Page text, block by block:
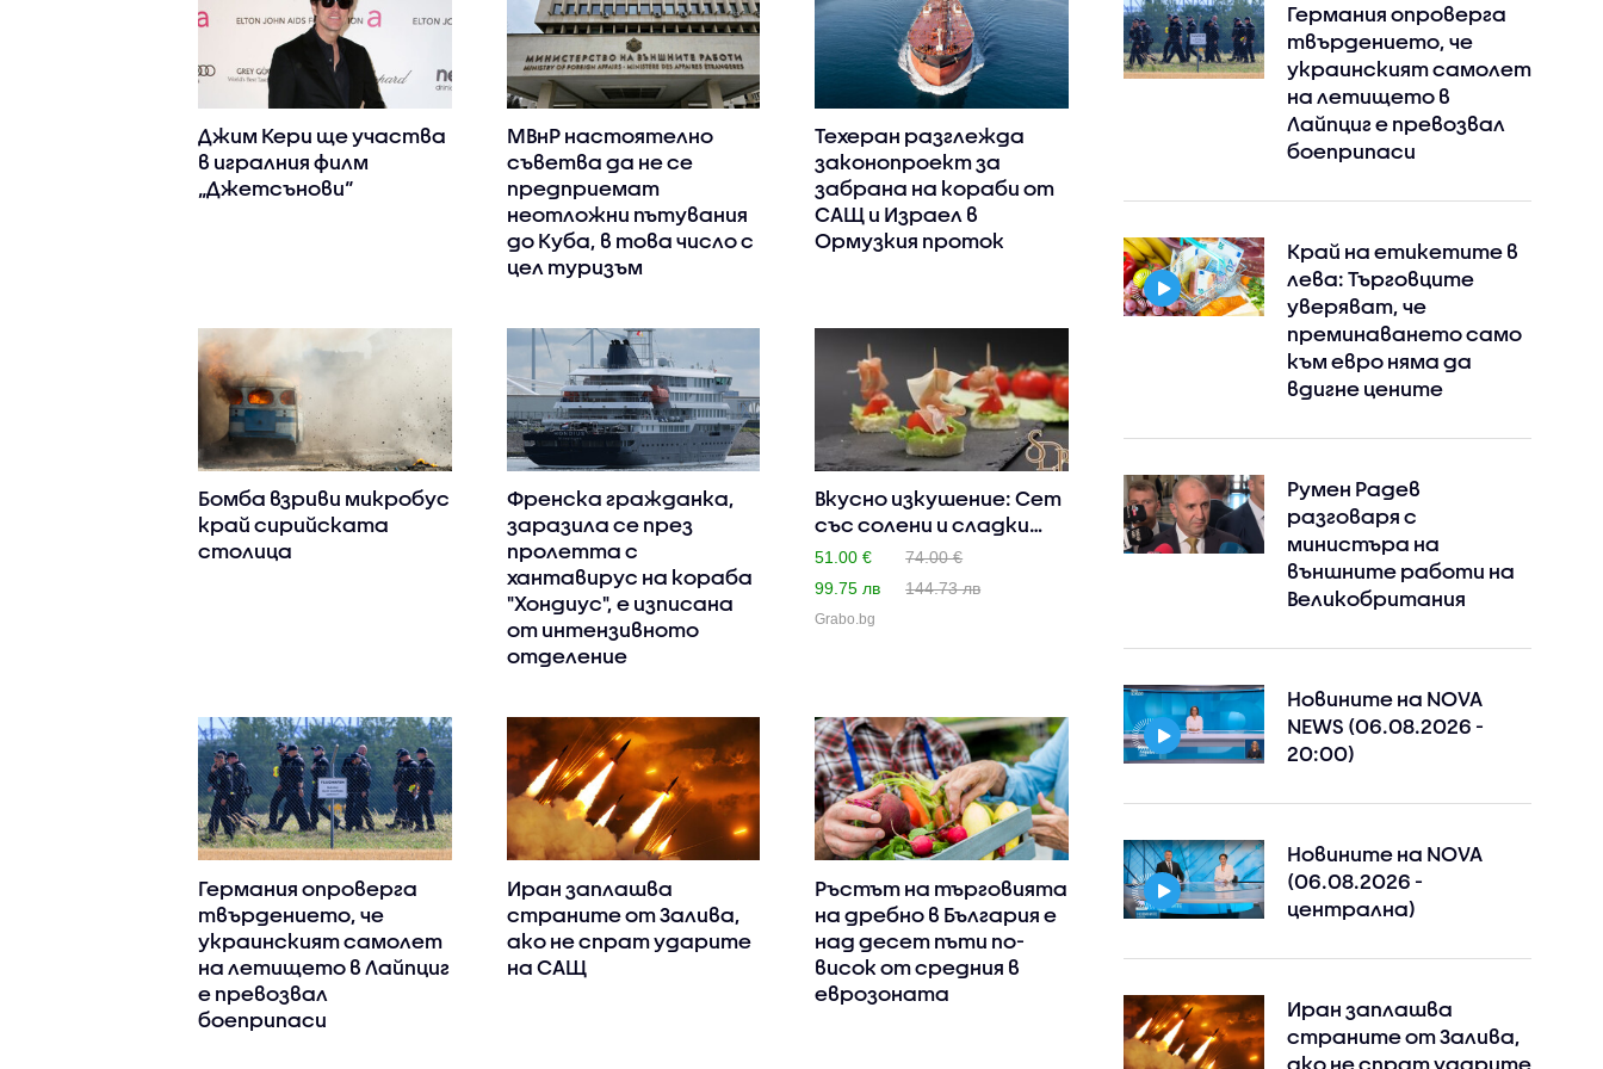
Джим Кери ще участва
в игралния филм
„Джетсънови“
МВнР настоятелно
съветва да не се
предприемат
неотложни пътувания
до Куба, в това число с
цел туризъм
Техеран разглежда
законопроект за
забрана на кораби от
САЩ и Израел в
Ормузкия проток
Бомба взриви микробус
край сирийската
столица
Френска гражданка,
заразила се през
пролетта с
хантавирус на кораба
"Хондиус", е изписана
от интензивното
отделение
Вкусно изкушение: Сет
със солени и сладки
ко..
51.00 €
74.00 €
99.75 лв
144.73 лв
Grabo.bg
Германия опроверга
твърдението, че
украинският самолет
на летището в Лайпциг
е превозвал
боеприпаси
Иран заплашва
страните от Залива,
ако не спрат ударите
на САЩ
Ръстът на търговията
на дребно в България е
над десет пъти по-
висок от средния в
еврозоната
Германия опроверга
твърдението, че
украинският самолет
на летището в
Лайпциг е превозвал
боеприпаси
Край на етикетите в
лева: Търговците
уверяват, че
преминаването само
към евро няма да
вдигне цените
Румен Радев
разговаря с
министъра на
външните работи на
Великобритания
Новините на NOVA
NEWS (06.08.2026 -
20:00)
Новините на NOVA
(06.08.2026 -
централна)
Иран заплашва
страните от Залива,
ако не спрат ударите